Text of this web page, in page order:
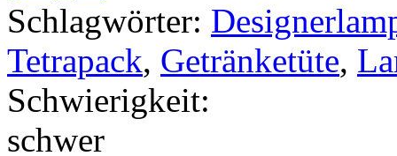
Schlagwörter:
Tetrapack, Getränketüte,
Schwierigkeit:
schwer